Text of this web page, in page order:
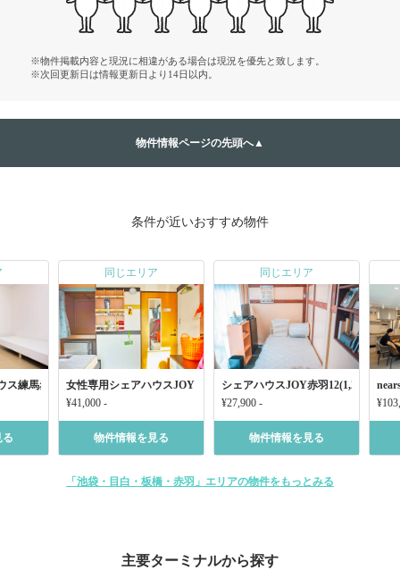
※物件掲載内容と現況に相違がある場合は現況を優先と致します。
※次回更新日は情報更新日より14日以内。
物件情報ページの先頭へ▲
条件が近いおすすめ物件
ス練馬赤塚
る
同じエリア
女性専用シェアハウスJOY 下赤塚4
¥41,000 -
物件情報を見る
同じエリア
シェアハウスJOY赤羽12(1,2階女性
¥27,900 -
物件情報を見る
「池袋・目白・板橋・赤羽」エリアの物件をもっとみる
主要ターミナルから探す